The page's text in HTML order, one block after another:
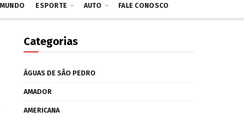
MUNDO ESPORTE AUTO FALE CONOSCO
Categorias
ÁGUAS DE SÃO PEDRO
AMADOR
AMERICANA